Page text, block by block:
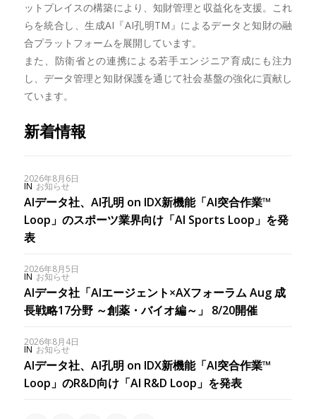
ットプレイスの構築により、知財管理と収益化を支援。これ
らを統合し、生成AI『AI孔明TM』によるデータと知財の融
合プラットフォームを展開しています。
また、防衛省との連携による若手エンジニア育成にも注力
し、データ管理と知財保護を通じて社会基盤の強化に貢献し
ています。
新着情報
2026年8月6日
IN お知らせ
AIデータ社、AI孔明 on IDX新機能「AI突合作業™︎
Loop」のスポーツ業界向け「AI Sports Loop」を発
表
2026年8月5日
IN お知らせ
AIデータ社「AIエージェント×AXフォーラム Aug 成
長戦略17分野 ～創薬・バイオ編～」 8/20開催
2026年8月4日
IN お知らせ
AIデータ社、AI孔明 on IDX新機能「AI突合作業™︎
Loop」のR&D向け「AI R&D Loop」を発表